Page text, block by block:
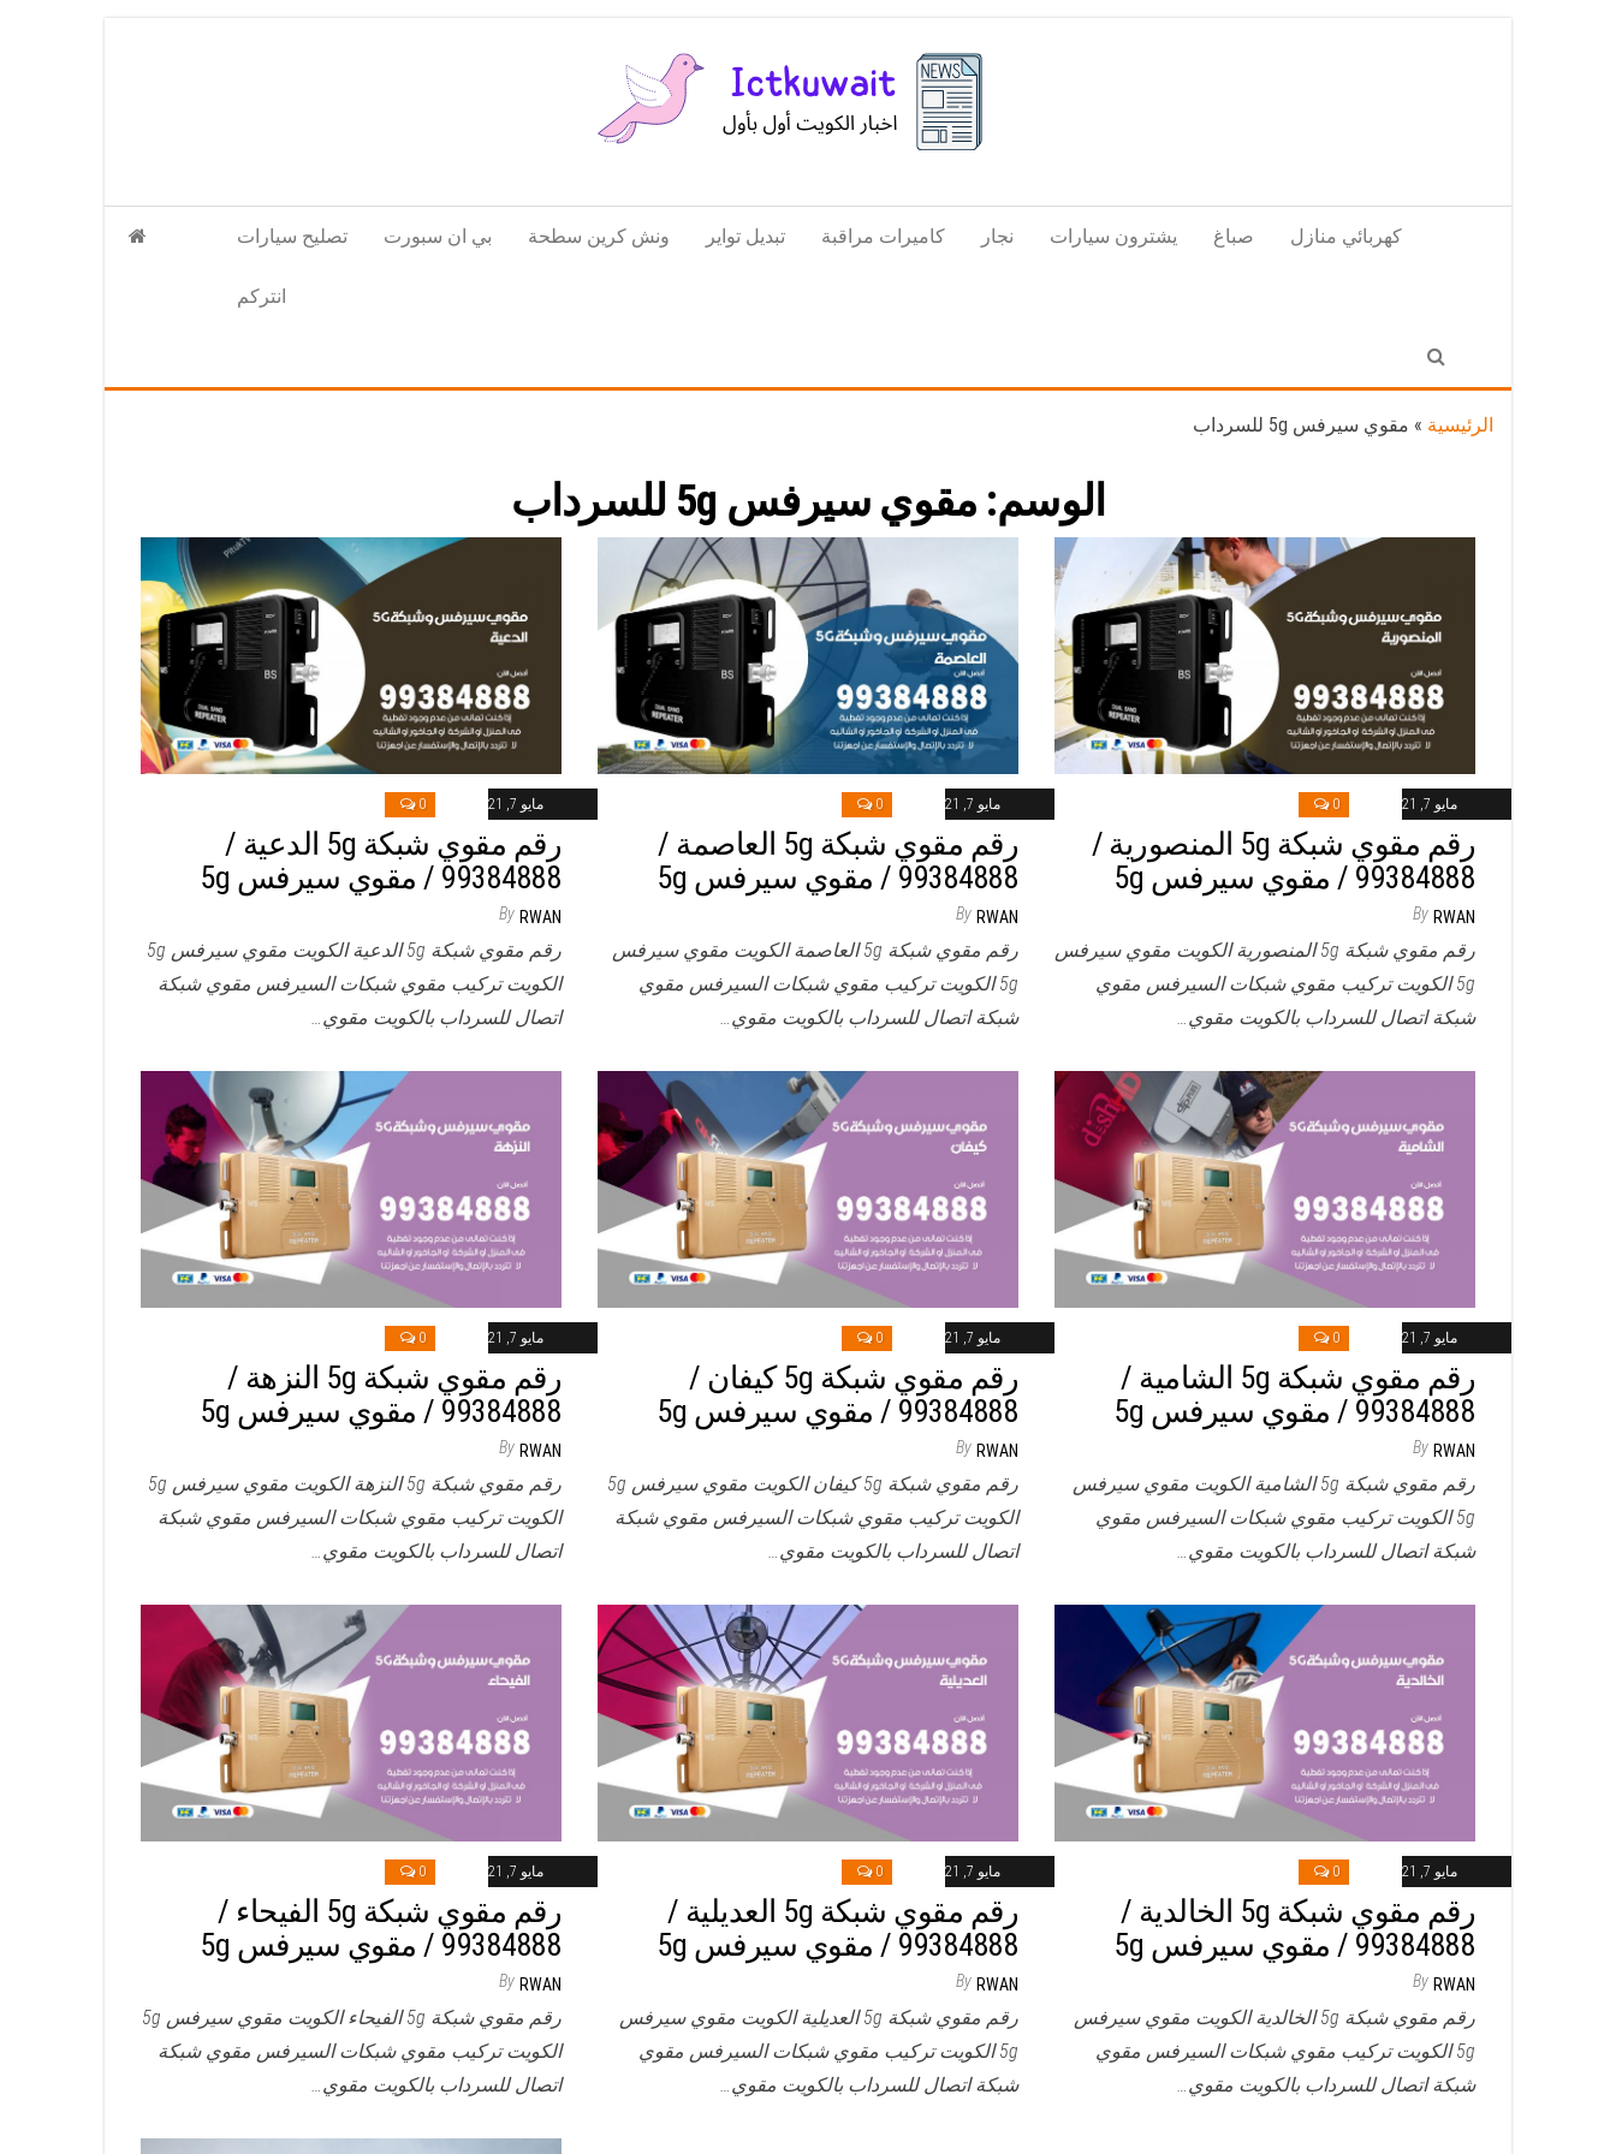
الكويت
تكنولوجيا
المعلومات
تصليح سيارات بي ان سبورت ونش كرين سطحة تبديل تواير كاميرات مراقبة نجار يشترون سيارات صباغ كهربائي منازل
انتركم
الرئيسية » مقوي سيرفس 5g للسرداب
الوسم: مقوي سيرفس 5g للسرداب
مايو 7, 2021 0
رقم مقوي شبكة 5g الدعية /
99384888 / مقوي سيرفس 5g
By RWAN
رقم مقوي شبكة 5g الدعية الكويت مقوي سيرفس 5g
الكويت تركيب مقوي شبكات السيرفس مقوي شبكة
اتصال للسرداب بالكويت مقوي…
مايو 7, 2021 0
رقم مقوي شبكة 5g العاصمة /
99384888 / مقوي سيرفس 5g
By RWAN
رقم مقوي شبكة 5g العاصمة الكويت مقوي سيرفس
5g الكويت تركيب مقوي شبكات السيرفس مقوي
شبكة اتصال للسرداب بالكويت مقوي…
مايو 7, 2021 0
رقم مقوي شبكة 5g المنصورية /
99384888 / مقوي سيرفس 5g
By RWAN
رقم مقوي شبكة 5g المنصورية الكويت مقوي سيرفس
5g الكويت تركيب مقوي شبكات السيرفس مقوي
شبكة اتصال للسرداب بالكويت مقوي…
مايو 7, 2021 0
رقم مقوي شبكة 5g النزهة /
99384888 / مقوي سيرفس 5g
By RWAN
رقم مقوي شبكة 5g النزهة الكويت مقوي سيرفس 5g
الكويت تركيب مقوي شبكات السيرفس مقوي شبكة
اتصال للسرداب بالكويت مقوي…
مايو 7, 2021 0
رقم مقوي شبكة 5g كيفان /
99384888 / مقوي سيرفس 5g
By RWAN
رقم مقوي شبكة 5g كيفان الكويت مقوي سيرفس 5g
الكويت تركيب مقوي شبكات السيرفس مقوي شبكة
اتصال للسرداب بالكويت مقوي…
مايو 7, 2021 0
رقم مقوي شبكة 5g الشامية /
99384888 / مقوي سيرفس 5g
By RWAN
رقم مقوي شبكة 5g الشامية الكويت مقوي سيرفس
5g الكويت تركيب مقوي شبكات السيرفس مقوي
شبكة اتصال للسرداب بالكويت مقوي…
مايو 7, 2021 0
رقم مقوي شبكة 5g الفيحاء /
99384888 / مقوي سيرفس 5g
By RWAN
رقم مقوي شبكة 5g الفيحاء الكويت مقوي سيرفس 5g
الكويت تركيب مقوي شبكات السيرفس مقوي شبكة
اتصال للسرداب بالكويت مقوي…
مايو 7, 2021 0
رقم مقوي شبكة 5g العديلية /
99384888 / مقوي سيرفس 5g
By RWAN
رقم مقوي شبكة 5g العديلية الكويت مقوي سيرفس
5g الكويت تركيب مقوي شبكات السيرفس مقوي
شبكة اتصال للسرداب بالكويت مقوي…
مايو 7, 2021 0
رقم مقوي شبكة 5g الخالدية /
99384888 / مقوي سيرفس 5g
By RWAN
رقم مقوي شبكة 5g الخالدية الكويت مقوي سيرفس
5g الكويت تركيب مقوي شبكات السيرفس مقوي
شبكة اتصال للسرداب بالكويت مقوي…